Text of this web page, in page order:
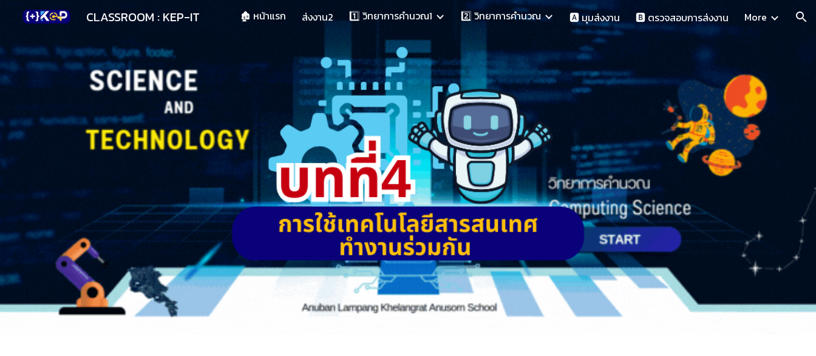
Skip to main content Skip to navigation
CLASSROOM : KEP-IT 🏚 หน้าแรก ส่งงาน2 1️⃣ วิทยาการคำนวณ1 2️⃣ วิทยาการคำนวณ 🅰️ มุมส่งงาน 🅱️ ตรวจสอบการส่งงาน More